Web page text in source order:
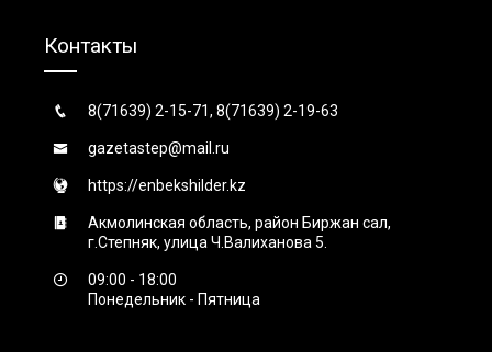
Контакты
8(71639) 2-15-71, 8(71639) 2-19-63
gazetastep@mail.ru
https://enbekshilder.kz
Акмолинская область, район Биржан сал,
г.Степняк, улица Ч.Валиханова 5.
09:00 - 18:00
Понедельник - Пятница